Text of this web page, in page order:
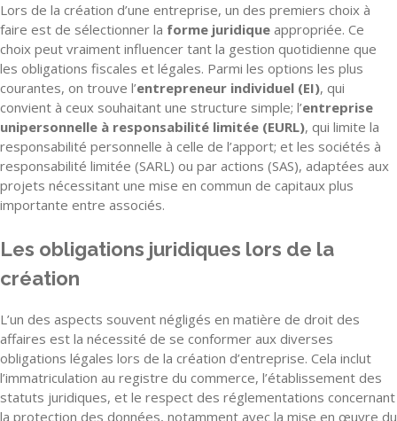
Lors de la création d’une entreprise, un des premiers choix à
faire est de sélectionner la forme juridique appropriée. Ce
choix peut vraiment influencer tant la gestion quotidienne que
les obligations fiscales et légales. Parmi les options les plus
courantes, on trouve l’entrepreneur individuel (EI), qui
convient à ceux souhaitant une structure simple; l’entreprise
unipersonnelle à responsabilité limitée (EURL), qui limite la
responsabilité personnelle à celle de l’apport; et les sociétés à
responsabilité limitée (SARL) ou par actions (SAS), adaptées aux
projets nécessitant une mise en commun de capitaux plus
importante entre associés.
Les obligations juridiques lors de la
création
L’un des aspects souvent négligés en matière de droit des
affaires est la nécessité de se conformer aux diverses
obligations légales lors de la création d’entreprise. Cela inclut
l’immatriculation au registre du commerce, l’établissement des
statuts juridiques, et le respect des réglementations concernant
la protection des données, notamment avec la mise en œuvre du